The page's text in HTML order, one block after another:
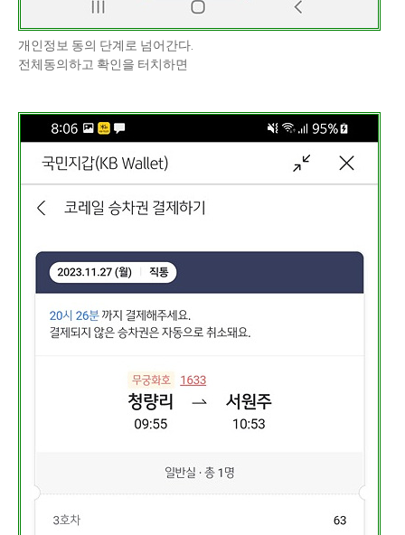
개인정보 동의 단계로 넘어간다.
전체동의하고 확인을 터치하면